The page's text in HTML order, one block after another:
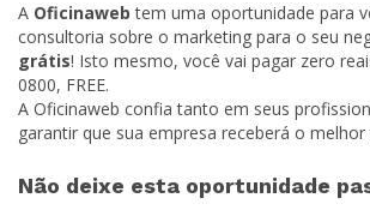
A Oficinaweb tem uma oportunidade para
consultoria sobre o marketing para o seu
grátis! Isto mesmo, você vai pagar zero
0800, FREE.
A Oficinaweb confia tanto em seus
garantir que sua empresa receberá o
Não deixe esta oportunidade